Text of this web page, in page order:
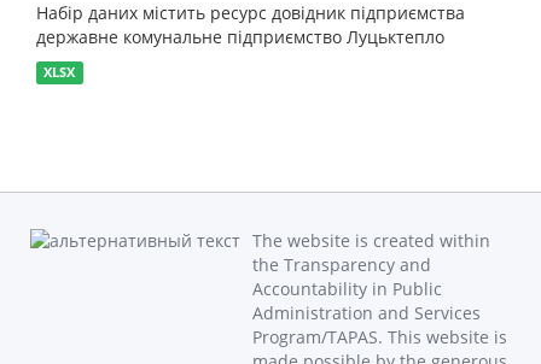
Набір даних містить ресурс довідник підприємства
державне комунальне підприємство Луцьктепло
XLSX
The website is created within
the Transparency and
Accountability in Public
Administration and Services
Program/TAPAS. This website is